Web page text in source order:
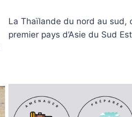
La Thaïlande du nord au sud,
premier pays d’Asie du Sud